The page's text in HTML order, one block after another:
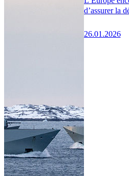
d’assurer la
26.01.2026